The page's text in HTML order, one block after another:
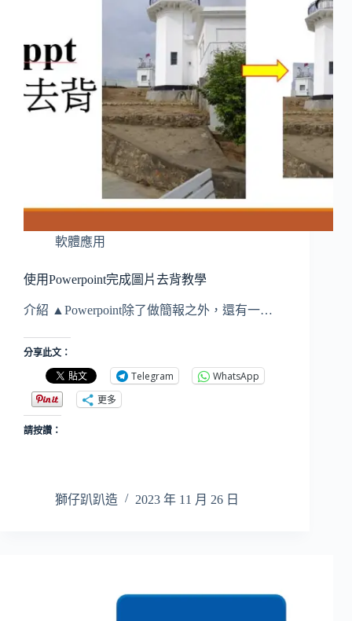
軟體應用
使用Powerpoint完成圖片去背教學
介紹 ▲Powerpoint除了做簡報之外，還有一…
分享此文：
Telegram
WhatsApp
更多
請按讚：
獅仔趴趴造 2023 年 11 月 26 日